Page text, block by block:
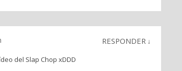
RESPONDER ↓
del Slap Chop xDDD